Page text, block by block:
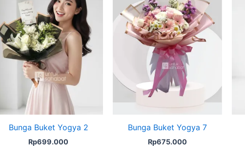
Bunga Buket Yogya 2
Rp699.000
Bunga Buket Yogya 7
Rp675.000